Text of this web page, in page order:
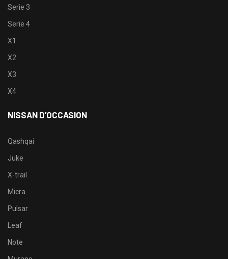
Serie 3
Serie 4
X1
X2
X3
X4
NISSAN D’OCCASION
Qashqai
Juke
X-trail
Micra
Pulsar
Leaf
Note